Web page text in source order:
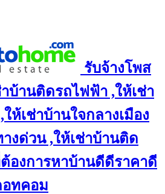
รับจ้างโพส
บ้านติดรถไฟฟ้า ,ให้เช่า
ห้เช่าบ้านใจกลางเมือง
งด่วน ,ให้เช่าบ้านติด
องการหาบ้านดีดีราคาดี
ทคอม